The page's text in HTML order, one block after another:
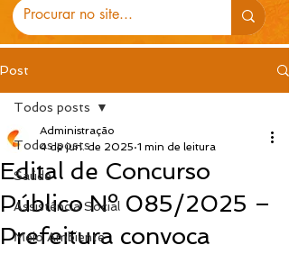
Post
Todos posts
Saúde
Assistência Social
Meio Ambiente
Todos posts
Edital de Concurso
Público Nº 085/2025 –
Prefeitura convoca
Administração
4 de jun. de 2025 1 min de leitura